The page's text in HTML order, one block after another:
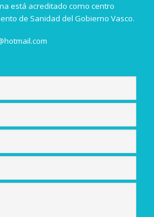
está acreditado como centro
de Sanidad del Gobierno Vasco.